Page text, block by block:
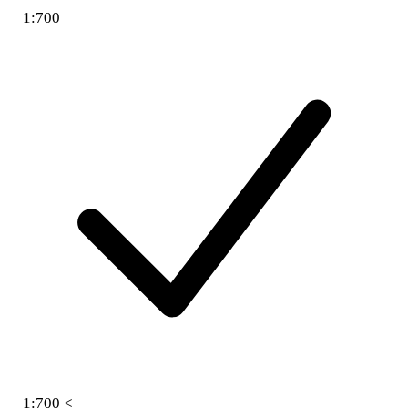
1:700
1:700 <